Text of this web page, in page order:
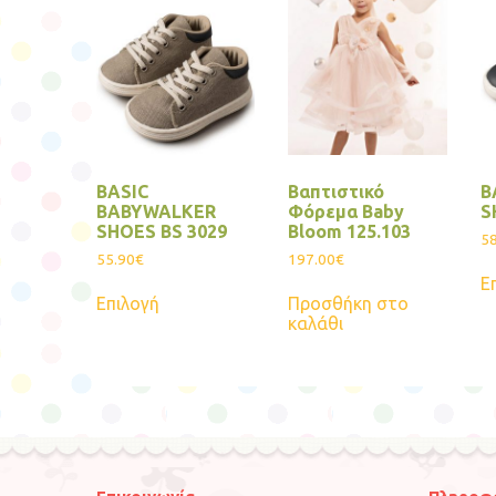
BASIC
BABYWALKER
SHOES BS 3029
55.90€
Επιλογή
παραλλαγές.
μπορούν
Βαπτιστικό
Φόρεμα Baby
Bloom 125.103
197.00€
Προσθήκη στο
καλάθι